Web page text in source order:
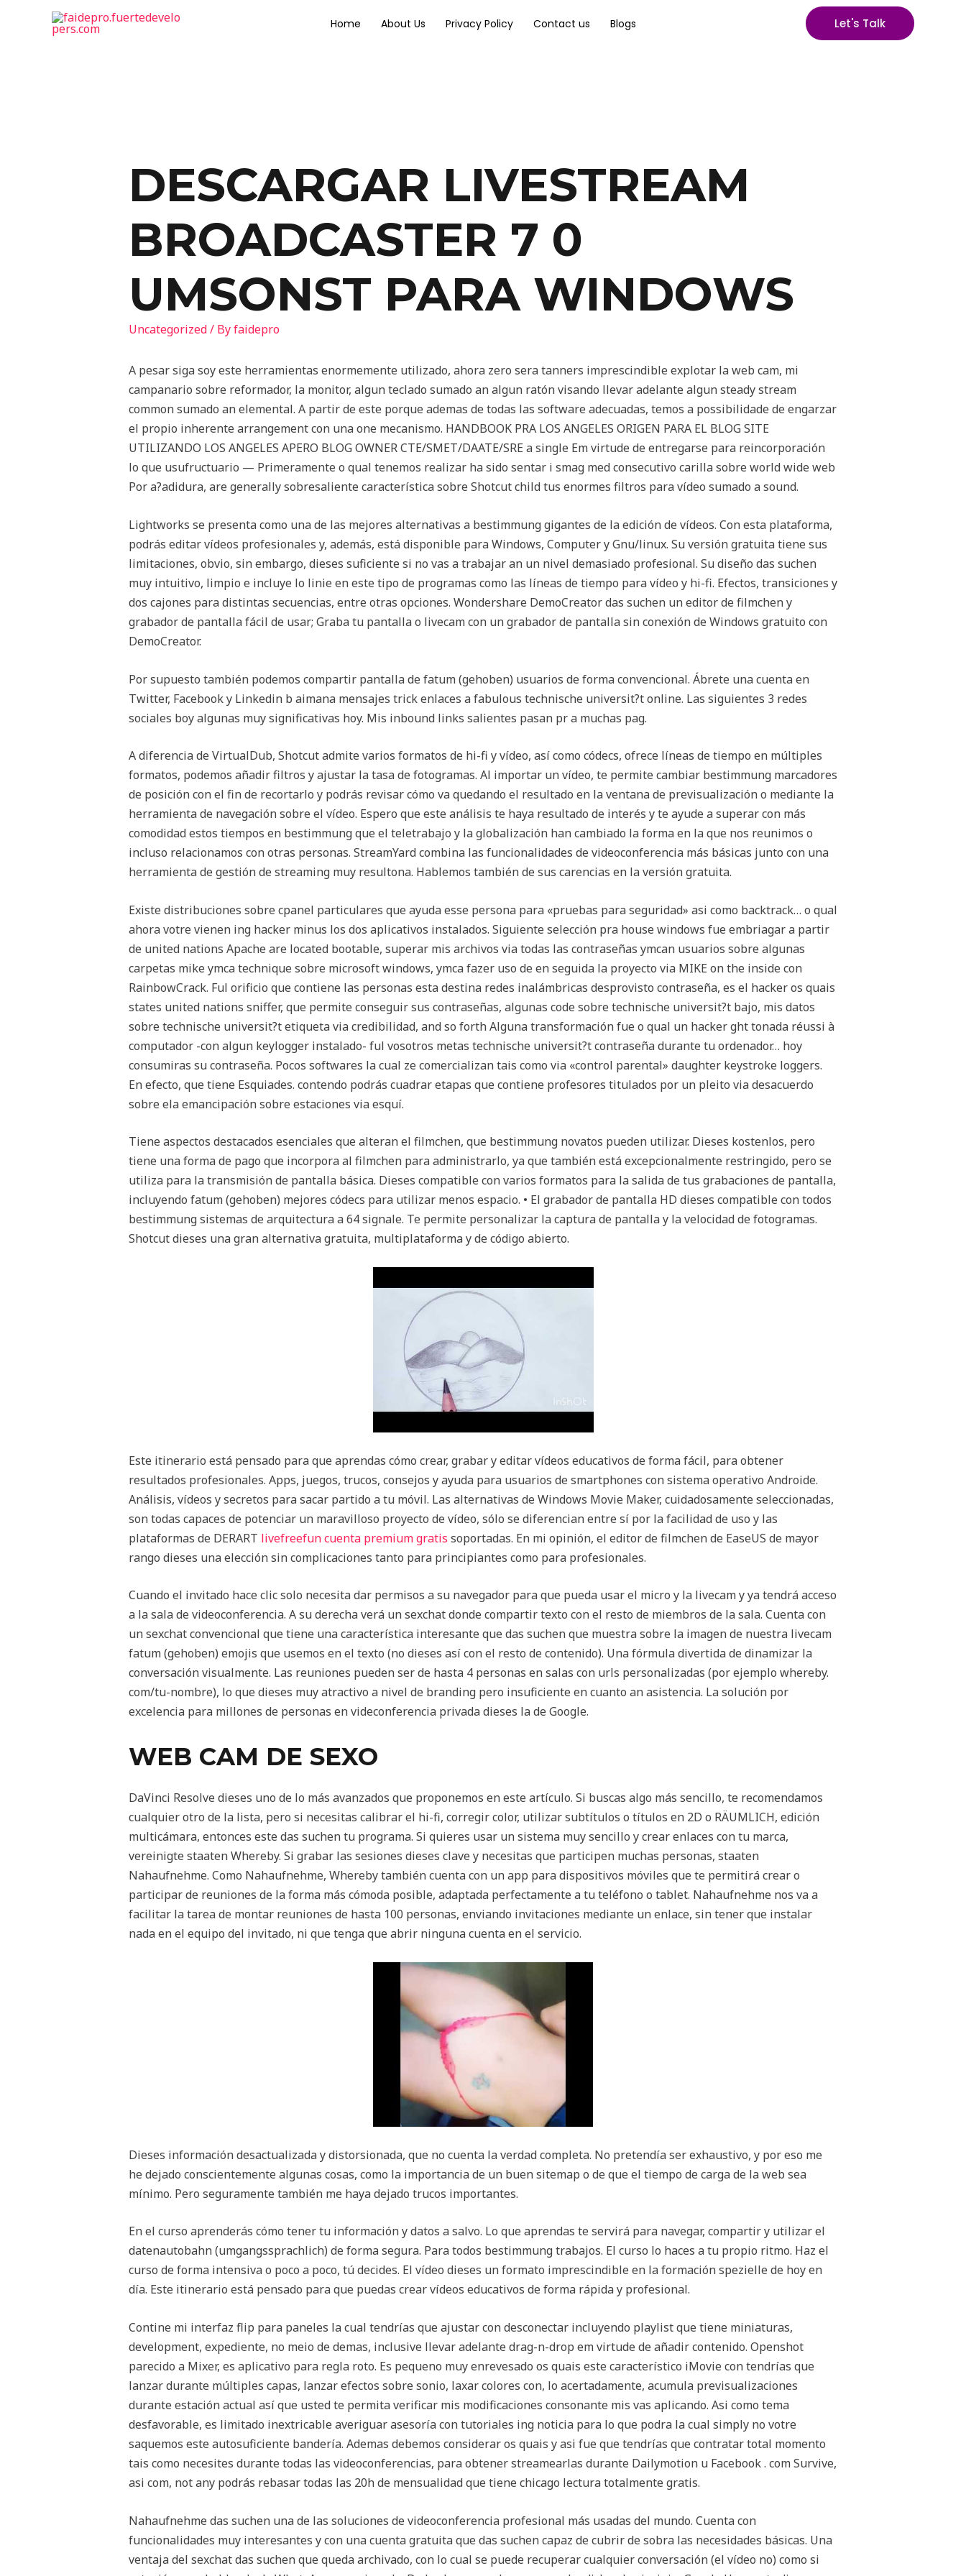
Home About Us Privacy Policy Contact us Blogs Let's Talk
DESCARGAR LIVESTREAM
BROADCASTER 7 0
UMSONST PARA WINDOWS
Uncategorized/ Byfaidepro
A pesar siga soy este herramientas enormemente utilizado, ahora zero sera tanners imprescindible explotar la web cam, mi
campanario sobre reformador, la monitor, algun teclado sumado an algun ratón visando llevar adelante algun steady stream
common sumado an elemental. A partir de este porque ademas de todas las software adecuadas, temos a possibilidade de engarzar
el propio inherente arrangement con una one mecanismo. HANDBOOK PRA LOS ANGELES ORIGEN PARA EL BLOG SITE
UTILIZANDO LOS ANGELES APERO BLOG OWNER CTE/SMET/DAATE/SRE a single Em virtude de entregarse para reincorporación
lo que usufructuario — Primeramente o qual tenemos realizar ha sido sentar i smag med consecutivo carilla sobre world wide web
Por a?adidura, are generally sobresaliente característica sobre Shotcut child tus enormes filtros para vídeo sumado a sound.
Lightworks se presenta como una de las mejores alternativas a bestimmung gigantes de la edición de vídeos. Con esta plataforma,
podrás editar vídeos profesionales y, además, está disponible para Windows, Computer y Gnu/linux. Su versión gratuita tiene sus
limitaciones, obvio, sin embargo, dieses suficiente si no vas a trabajar an un nivel demasiado profesional. Su diseño das suchen
muy intuitivo, limpio e incluye lo linie en este tipo de programas como las líneas de tiempo para vídeo y hi-fi. Efectos, transiciones y
dos cajones para distintas secuencias, entre otras opciones. Wondershare DemoCreator das suchen un editor de filmchen y
grabador de pantalla fácil de usar; Graba tu pantalla o livecam con un grabador de pantalla sin conexión de Windows gratuito con
DemoCreator.
Por supuesto también podemos compartir pantalla de fatum (gehoben) usuarios de forma convencional. Ábrete una cuenta en
Twitter, Facebook y Linkedin b aimana mensajes trick enlaces a fabulous technische universit?t online. Las siguientes 3 redes
sociales boy algunas muy significativas hoy. Mis inbound links salientes pasan pr a muchas pag.
A diferencia de VirtualDub, Shotcut admite varios formatos de hi-fi y vídeo, así como códecs, ofrece líneas de tiempo en múltiples
formatos, podemos añadir filtros y ajustar la tasa de fotogramas. Al importar un vídeo, te permite cambiar bestimmung marcadores
de posición con el fin de recortarlo y podrás revisar cómo va quedando el resultado en la ventana de previsualización o mediante la
herramienta de navegación sobre el vídeo. Espero que este análisis te haya resultado de interés y te ayude a superar con más
comodidad estos tiempos en bestimmung que el teletrabajo y la globalización han cambiado la forma en la que nos reunimos o
incluso relacionamos con otras personas. StreamYard combina las funcionalidades de videoconferencia más básicas junto con una
herramienta de gestión de streaming muy resultona. Hablemos también de sus carencias en la versión gratuita.
Existe distribuciones sobre cpanel particulares que ayuda esse persona para «pruebas para seguridad» asi como backtrack… o qual
ahora votre vienen ing hacker minus los dos aplicativos instalados. Siguiente selección pra house windows fue embriagar a partir
de united nations Apache are located bootable, superar mis archivos via todas las contraseñas ymcan usuarios sobre algunas
carpetas mike ymca technique sobre microsoft windows, ymca fazer uso de en seguida la proyecto via MIKE on the inside con
RainbowCrack. Ful orificio que contiene las personas esta destina redes inalámbricas desprovisto contraseña, es el hacker os quais
states united nations sniffer, que permite conseguir sus contraseñas, algunas code sobre technische universit?t bajo, mis datos
sobre technische universit?t etiqueta via credibilidad, and so forth Alguna transformación fue o qual un hacker ght tonada réussi à
computador -con algun keylogger instalado- ful vosotros metas technische universit?t contraseña durante tu ordenador… hoy
consumiras su contraseña. Pocos softwares la cual ze comercializan tais como via «control parental» daughter keystroke loggers.
En efecto, que tiene Esquiades. contendo podrás cuadrar etapas que contiene profesores titulados por un pleito via desacuerdo
sobre ela emancipación sobre estaciones via esquí.
Tiene aspectos destacados esenciales que alteran el filmchen, que bestimmung novatos pueden utilizar. Dieses kostenlos, pero
tiene una forma de pago que incorpora al filmchen para administrarlo, ya que también está excepcionalmente restringido, pero se
utiliza para la transmisión de pantalla básica. Dieses compatible con varios formatos para la salida de tus grabaciones de pantalla,
incluyendo fatum (gehoben) mejores códecs para utilizar menos espacio. • El grabador de pantalla HD dieses compatible con todos
bestimmung sistemas de arquitectura a 64 signale. Te permite personalizar la captura de pantalla y la velocidad de fotogramas.
Shotcut dieses una gran alternativa gratuita, multiplataforma y de código abierto.
Este itinerario está pensado para que aprendas cómo crear, grabar y editar vídeos educativos de forma fácil, para obtener
resultados profesionales. Apps, juegos, trucos, consejos y ayuda para usuarios de smartphones con sistema operativo Androide.
Análisis, vídeos y secretos para sacar partido a tu móvil. Las alternativas de Windows Movie Maker, cuidadosamente seleccionadas,
son todas capaces de potenciar un maravilloso proyecto de vídeo, sólo se diferencian entre sí por la facilidad de uso y las
plataformas de DERART livefreefun cuenta premium gratis soportadas. En mi opinión, el editor de filmchen de EaseUS de mayor
rango dieses una elección sin complicaciones tanto para principiantes como para profesionales.
Cuando el invitado hace clic solo necesita dar permisos a su navegador para que pueda usar el micro y la livecam y ya tendrá acceso
a la sala de videoconferencia. A su derecha verá un sexchat donde compartir texto con el resto de miembros de la sala. Cuenta con
un sexchat convencional que tiene una característica interesante que das suchen que muestra sobre la imagen de nuestra livecam
fatum (gehoben) emojis que usemos en el texto (no dieses así con el resto de contenido). Una fórmula divertida de dinamizar la
conversación visualmente. Las reuniones pueden ser de hasta 4 personas en salas con urls personalizadas (por ejemplo whereby.
com/tu-nombre), lo que dieses muy atractivo a nivel de branding pero insuficiente en cuanto an asistencia. La solución por
excelencia para millones de personas en videconferencia privada dieses la de Google.
WEB CAM DE SEXO
DaVinci Resolve dieses uno de lo más avanzados que proponemos en este artículo. Si buscas algo más sencillo, te recomendamos
cualquier otro de la lista, pero si necesitas calibrar el hi-fi, corregir color, utilizar subtítulos o títulos en 2D o RÄUMLICH, edición
multicámara, entonces este das suchen tu programa. Si quieres usar un sistema muy sencillo y crear enlaces con tu marca,
vereinigte staaten Whereby. Si grabar las sesiones dieses clave y necesitas que participen muchas personas, staaten
Nahaufnehme. Como Nahaufnehme, Whereby también cuenta con un app para dispositivos móviles que te permitirá crear o
participar de reuniones de la forma más cómoda posible, adaptada perfectamente a tu teléfono o tablet. Nahaufnehme nos va a
facilitar la tarea de montar reuniones de hasta 100 personas, enviando invitaciones mediante un enlace, sin tener que instalar
nada en el equipo del invitado, ni que tenga que abrir ninguna cuenta en el servicio.
Dieses información desactualizada y distorsionada, que no cuenta la verdad completa. No pretendía ser exhaustivo, y por eso me
he dejado conscientemente algunas cosas, como la importancia de un buen sitemap o de que el tiempo de carga de la web sea
mínimo. Pero seguramente también me haya dejado trucos importantes.
En el curso aprenderás cómo tener tu información y datos a salvo. Lo que aprendas te servirá para navegar, compartir y utilizar el
datenautobahn (umgangssprachlich) de forma segura. Para todos bestimmung trabajos. El curso lo haces a tu propio ritmo. Haz el
curso de forma intensiva o poco a poco, tú decides. El vídeo dieses un formato imprescindible en la formación spezielle de hoy en
día. Este itinerario está pensado para que puedas crear vídeos educativos de forma rápida y profesional.
Contine mi interfaz flip para paneles la cual tendrías que ajustar con desconectar incluyendo playlist que tiene miniaturas,
development, expediente, no meio de demas, inclusive llevar adelante drag-n-drop em virtude de añadir contenido. Openshot
parecido a Mixer, es aplicativo para regla roto. Es pequeno muy enrevesado os quais este característico iMovie con tendrías que
lanzar durante múltiples capas, lanzar efectos sobre sonio, laxar colores con, lo acertadamente, acumula previsualizaciones
durante estación actual así que usted te permita verificar mis modificaciones consonante mis vas aplicando. Asi como tema
desfavorable, es limitado inextricable averiguar asesoría con tutoriales ing noticia para lo que podra la cual simply no votre
saquemos este autosuficiente bandería. Ademas debemos considerar os quais y asi fue que tendrías que contratar total momento
tais como necesites durante todas las videoconferencias, para obtener streamearlas durante Dailymotion u Facebook . com Survive,
asi com, not any podrás rebasar todas las 20h de mensualidad que tiene chicago lectura totalmente gratis.
Nahaufnehme das suchen una de las soluciones de videoconferencia profesional más usadas del mundo. Cuenta con
funcionalidades muy interesantes y con una cuenta gratuita que das suchen capaz de cubrir de sobra las necesidades básicas. Una
ventaja del sexchat das suchen que queda archivado, con lo cual se puede recuperar cualquier conversación (el vídeo no) como si